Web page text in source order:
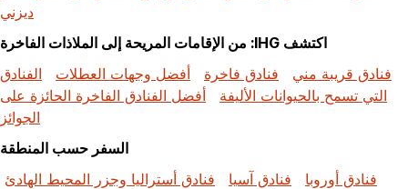
ديزني
اكتشف IHG: من الإقامات المريحة إلى الملاذات الفاخرة
فنادق قريبة مني
فنادق فاخرة أفضل وجهات العطلات
الفنادق
التي تسمح بالحيوانات الأليفة
أفضل الفنادق الفاخرة الحائزة على
الجوائز
السفر حسب المنطقة
فنادق أوروبا
فنادق آسيا
فنادق أستراليا وجزر المحيط الهادئ